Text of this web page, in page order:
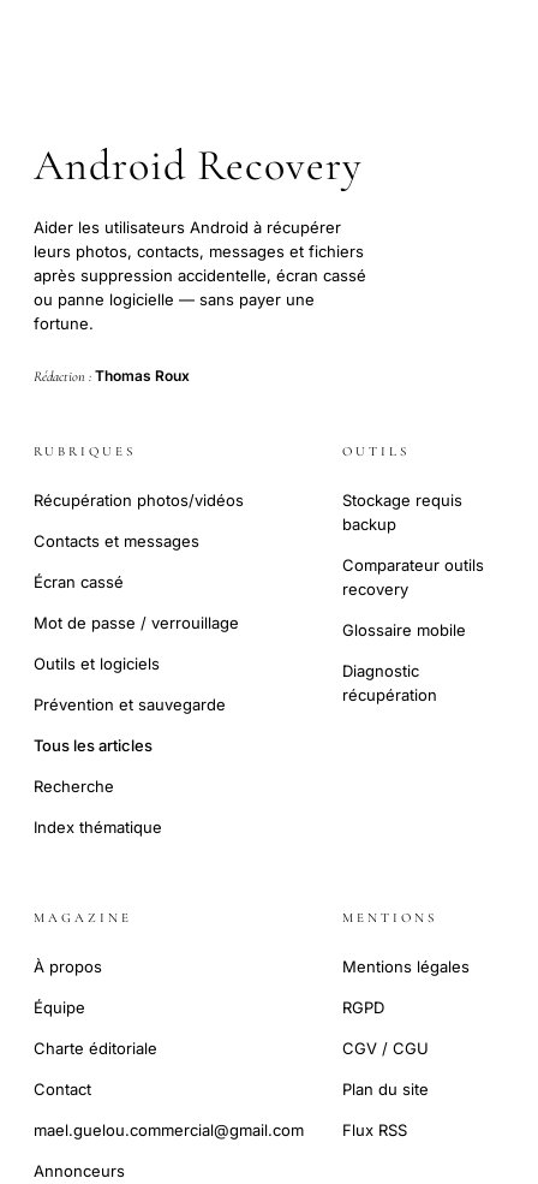
Android Recovery
Aider les utilisateurs Android à récupérer
leurs photos, contacts, messages et fichiers
après suppression accidentelle, écran cassé
ou panne logicielle — sans payer une
fortune.
Rédaction : Thomas Roux
RUBRIQUES
Récupération photos/vidéos
Contacts et messages
Écran cassé
Mot de passe / verrouillage
Outils et logiciels
Prévention et sauvegarde
Tous les articles
Recherche
Index thématique
OUTILS
Stockage requis
backup
Comparateur outils
recovery
Glossaire mobile
Diagnostic
récupération
MAGAZINE
À propos
Équipe
Charte éditoriale
Contact
mael.guelou.commercial@gmail.com
Annonceurs
MENTIONS
Mentions légales
RGPD
CGV / CGU
Plan du site
Flux RSS